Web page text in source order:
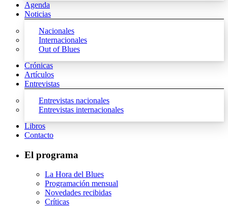
Agenda
Noticias
Nacionales
Internacionales
Out of Blues
Crónicas
Artículos
Entrevistas
Entrevistas nacionales
Entrevistas internacionales
Libros
Contacto
El programa
La Hora del Blues
Programación mensual
Novedades recibidas
Críticas